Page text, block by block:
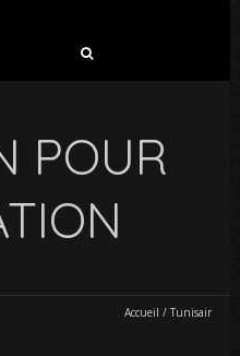
POUR
Accueil / Tunisair